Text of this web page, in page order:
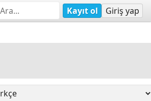
Kayıt ol Giriş yap